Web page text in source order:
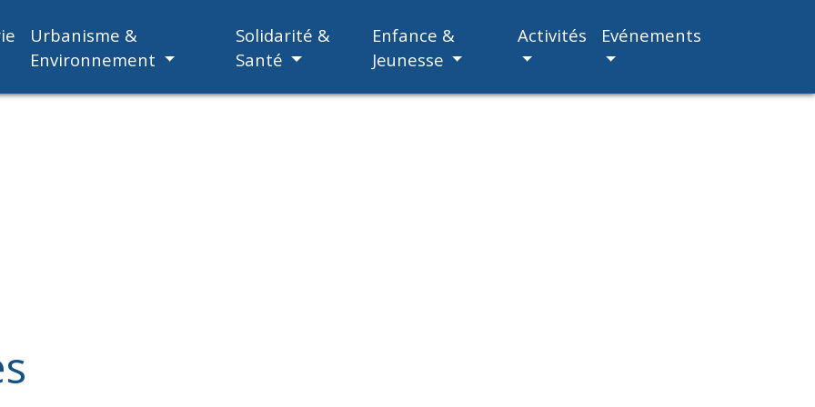
Urbanisme &
Environnement
Solidarité &
Santé
Enfance &
Jeunesse
Activités Evénements